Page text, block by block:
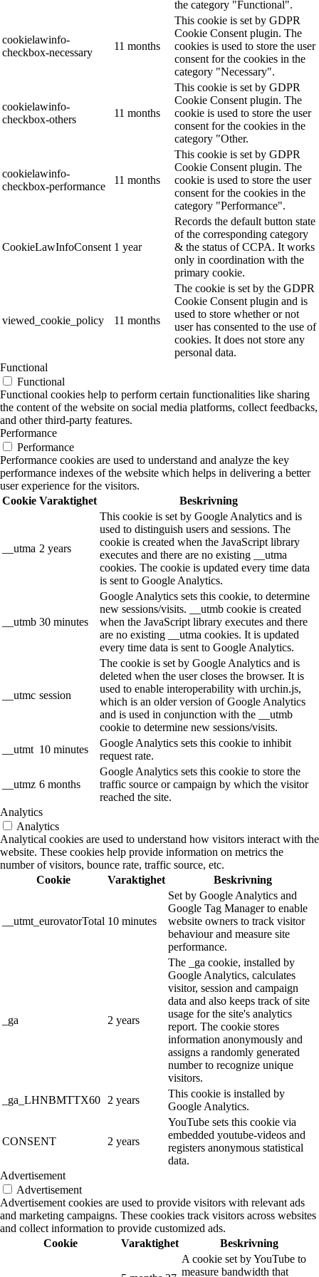
the category "Functional".
cookielawinfo-
checkbox-necessary
11 months
This cookie is set by GDPR
Cookie Consent plugin. The
cookies is used to store the user
consent for the cookies in the
category "Necessary".
cookielawinfo-
checkbox-others
11 months
This cookie is set by GDPR
Cookie Consent plugin. The
cookie is used to store the user
consent for the cookies in the
category "Other.
cookielawinfo-
checkbox-performance
11 months
This cookie is set by GDPR
Cookie Consent plugin. The
cookie is used to store the user
consent for the cookies in the
category "Performance".
CookieLawInfoConsent 1 year
Records the default button state
of the corresponding category
& the status of CCPA. It works
only in coordination with the
primary cookie.
viewed_cookie_policy 11 months
The cookie is set by the GDPR
Cookie Consent plugin and is
used to store whether or not
user has consented to the use of
cookies. It does not store any
personal data.
Functional
Functional
Functional cookies help to perform certain functionalities like sharing
the content of the website on social media platforms, collect feedbacks,
and other third-party features.
Performance
Performance
Performance cookies are used to understand and analyze the key
performance indexes of the website which helps in delivering a better
user experience for the visitors.
Cookie Varaktighet Beskrivning
__utma 2 years
This cookie is set by Google Analytics and is
used to distinguish users and sessions. The
cookie is created when the JavaScript library
executes and there are no existing __utma
cookies. The cookie is updated every time data
is sent to Google Analytics.
__utmb 30 minutes
Google Analytics sets this cookie, to determine
new sessions/visits. __utmb cookie is created
when the JavaScript library executes and there
are no existing __utma cookies. It is updated
every time data is sent to Google Analytics.
__utmc session
The cookie is set by Google Analytics and is
deleted when the user closes the browser. It is
used to enable interoperability with urchin.js,
which is an older version of Google Analytics
and is used in conjunction with the __utmb
cookie to determine new sessions/visits.
__utmt 10 minutes
Google Analytics sets this cookie to inhibit
request rate.
__utmz 6 months
Google Analytics sets this cookie to store the
traffic source or campaign by which the visitor
reached the site.
Analytics
Analytics
Analytical cookies are used to understand how visitors interact with the
website. These cookies help provide information on metrics the
number of visitors, bounce rate, traffic source, etc.
Cookie
Varaktighet Beskrivning
__utmt_eurovatorTotal 10 minutes
Set by Google Analytics and
Google Tag Manager to enable
website owners to track visitor
behaviour and measure site
performance.
_ga 2 years
The _ga cookie, installed by
Google Analytics, calculates
visitor, session and campaign
data and also keeps track of site
usage for the site's analytics
report. The cookie stores
information anonymously and
assigns a randomly generated
number to recognize unique
visitors.
_ga_LHNBMTTX60
2 years
This cookie is installed by
Google Analytics.
CONSENT 2 years
YouTube sets this cookie via
embedded youtube-videos and
registers anonymous statistical
data.
Advertisement
Advertisement
Advertisement cookies are used to provide visitors with relevant ads
and marketing campaigns. These cookies track visitors across websites
and collect information to provide customized ads.
Cookie
Varaktighet Beskrivning
A cookie set by YouTube to
measure bandwidth that